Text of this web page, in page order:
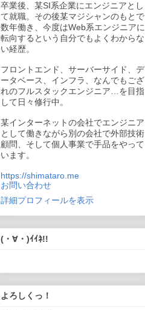
卒業後、某SI系企業にエンジニアとし
て就職。その後某マジシャンのもとで
数年働き、今度はWeb系エンジニアに
転向するという自分でもよくわからな
い経歴。
フロントエンド、サーバーサイド、デ
ータベース、インフラ、なんでもござ
れのフルスタックエンジニア…を目指
して日々修行中。
某インターネットの会社でエンジニア
として働きながら別の会社で外部技術
顧問、そして個人事業で手品をやって
います。
https://shimataro.me
お問い合わせ
詳細プロフィールを表示
(・∀・)ｲｲﾈ!!
よろしくっ！